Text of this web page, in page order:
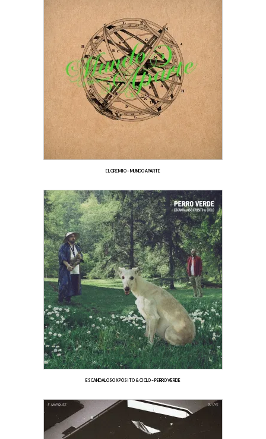
EL GREMIO – MUNDO APARTE
ESCANDALOSO XPÓSITO & CICLO – PERRO VERDE